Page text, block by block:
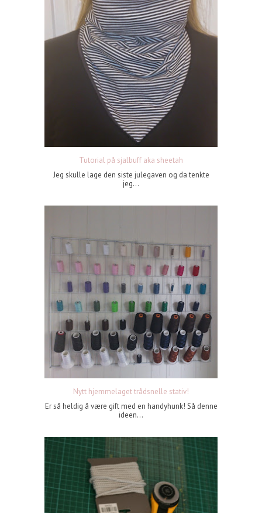
Tutorial på sjalbuff aka sheetah
Jeg skulle lage den siste julegaven og da tenkte
jeg...
Nytt hjemmelaget trådsnelle stativ!
Er så heldig å være gift med en handyhunk! Så denne
ideen...